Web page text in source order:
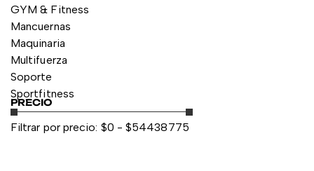
GYM & Fitness
Mancuernas
Maquinaria
Multifuerza
Soporte
Sportfitness
PRECIO
Filtrar por precio: $0 - $54438775